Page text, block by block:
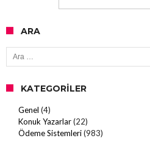
ARA
Arama:
KATEGORILER
Genel (4)
Konuk Yazarlar(22)
Ödeme Sistemleri(983)